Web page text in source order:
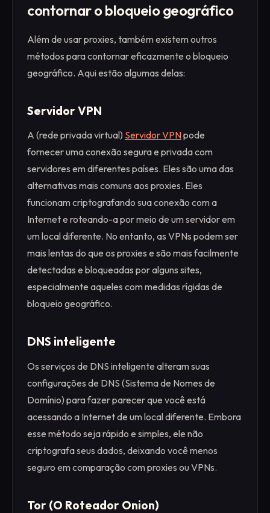
contornar o bloqueio geográfico
Além de usar proxies, também existem outros
métodos para contornar eficazmente o bloqueio
geográfico. Aqui estão algumas delas:
Servidor VPN
A (rede privada virtual) Servidor VPNpode
fornecer uma conexão segura e privada com
servidores em diferentes países. Eles são uma das
alternativas mais comuns aos proxies. Eles
funcionam criptografando sua conexão com a
Internet e roteando-a por meio de um servidor em
um local diferente. No entanto, as VPNs podem ser
mais lentas do que os proxies e são mais facilmente
detectadas e bloqueadas por alguns sites,
especialmente aqueles com medidas rígidas de
bloqueio geográfico.
DNS inteligente
Os serviços de DNS inteligente alteram suas
configurações de DNS (Sistema de Nomes de
Domínio) para fazer parecer que você está
acessando a Internet de um local diferente. Embora
esse método seja rápido e simples, ele não
criptografa seus dados, deixando você menos
seguro em comparação com proxies ou VPNs.
Tor (O Roteador Onion)